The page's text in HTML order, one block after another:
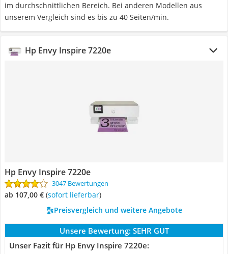
im durchschnittlichen Bereich. Bei anderen Modellen aus
unserem Vergleich sind es bis zu 40 Seiten/min.
Hp Envy Inspire 7220e
Hp Envy Inspire 7220e
3047 Bewertungen
ab 107,00 € ( Sofort lieferbar)
Preisvergleich und weitere Angebote
Unsere Bewertung: SEHR GUT
Unser Fazit für Hp Envy Inspire 7220e: